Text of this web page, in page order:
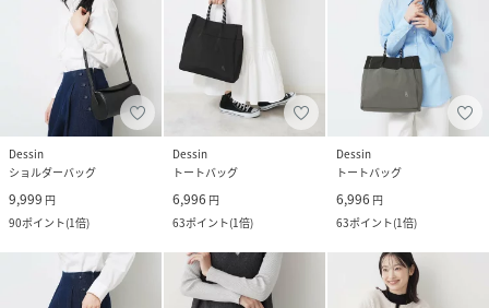
Dessin
ショルダーバッグ
9,999 円
90ポイント(1倍)
Dessin
トートバッグ
6,996 円
63ポイント(1倍)
Dessin
トートバッグ
6,996 円
63ポイント(1倍)